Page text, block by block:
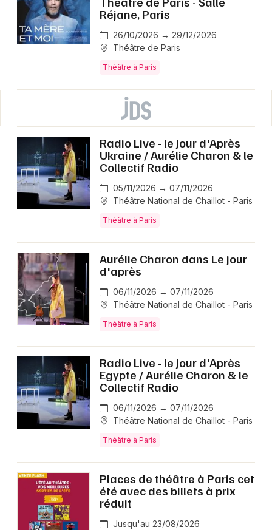
Réjane, Paris
26/10/2026 → 29/12/2026
Théâtre de Paris
Théâtre à Paris
Radio Live - le Jour d'Après
Ukraine / Aurélie Charon & le
Collectif Radio
05/11/2026 → 07/11/2026
Théâtre National de Chaillot - Paris
Théâtre à Paris
Aurélie Charon dans Le jour
d'après
06/11/2026 → 07/11/2026
Théâtre National de Chaillot - Paris
Théâtre à Paris
Radio Live - le Jour d'Après
Egypte / Aurélie Charon & le
Collectif Radio
06/11/2026 → 07/11/2026
Théâtre National de Chaillot - Paris
Théâtre à Paris
Places de théâtre à Paris cet
été avec des billets à prix
réduit
Jusqu'au 23/08/2026